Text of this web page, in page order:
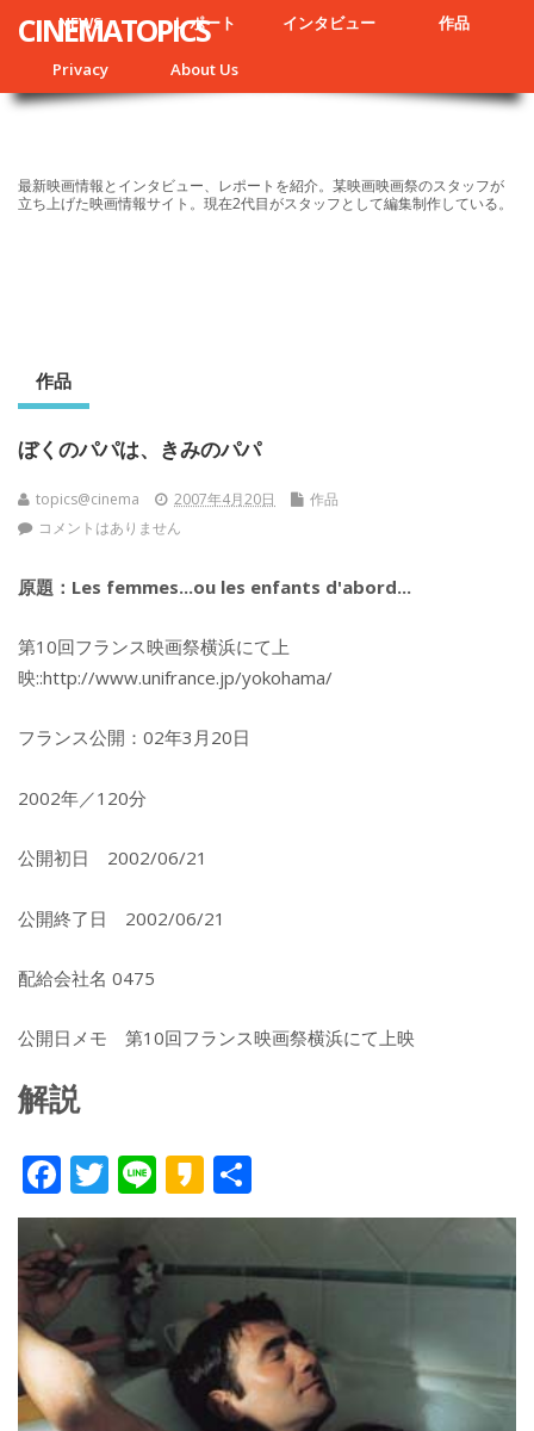
NEWS レポート インタビュー 作品
Privacy About Us
CINEMATOPICS
最新映画情報とインタビュー、レポートを紹介。某映画映画祭のスタッフが
立ち上げた映画情報サイト。現在2代目がスタッフとして編集制作している。
作品
ぼくのパパは、きみのパパ
topics@cinema 2007年4月20日
作品
コメントはありません
原題：Les femmes...ou les enfants d'abord...
第10回フランス映画祭横浜にて上
映::http://www.unifrance.jp/yokohama/
フランス公開：02年3月20日
2002年／120分
公開初日 2002/06/21
公開終了日 2002/06/21
配給会社名 0475
公開日メモ 第10回フランス映画祭横浜にて上映
解説
F
ac
e
b
o
o
k
T
w
itt
er
Li
n
e
K
a
a
o
有